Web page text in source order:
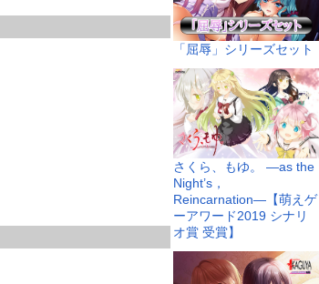
「屈辱」シリーズセット
さくら、もゆ。 ―as the
Night’s，
Reincarnation―【萌えゲ
ーアワード2019 シナリ
オ賞 受賞】